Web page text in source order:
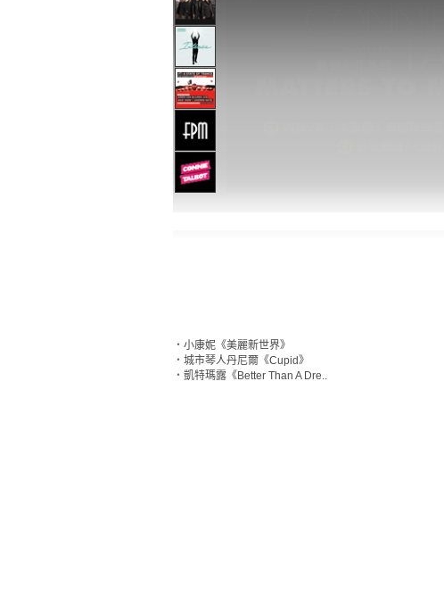
‧ 小康妮《美麗新世界》
‧ 城市琴人丹尼爾《Cupid》
‧ 凱特瑪露《Better Than A Dre..